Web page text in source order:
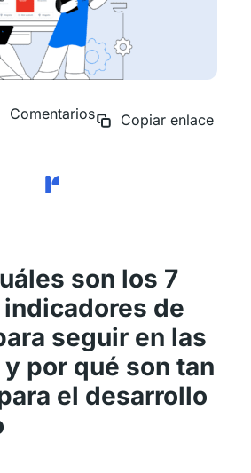
Comentarios Copiar enlace
son los 7
de
seguir en las
por qué son tan
el desarrollo